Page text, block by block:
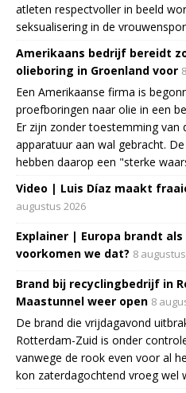
atleten respectvoller in beeld
seksualisering in de
Amerikaans bedrijf bereidt
olieboring in Groenland voor
Een Amerikaanse firma is
proefboringen naar olie in een
Er zijn zonder toestemming van
apparatuur aan wal gebracht.
hebben daarop een "sterke
Video | Luis Díaz maakt
augustus 2026
Explainer | Europa brandt
voorkomen we dat? 8
Brand bij recyclingbedrijf in
Maastunnel weer open 8
De brand die vrijdagavond
Rotterdam-Zuid is onder
vanwege de rook even voor al
kon zaterdagochtend vroeg wel